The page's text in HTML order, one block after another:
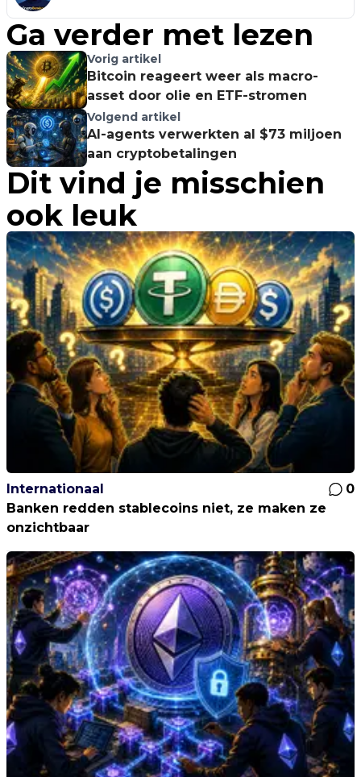
Ga verder met lezen
Vorig artikel
Bitcoin reageert weer als macro-
asset door olie en ETF-stromen
Volgend artikel
AI-agents verwerkten al $73 miljoen
aan cryptobetalingen
Dit vind je misschien
ook leuk
Internationaal
0
Banken redden stablecoins niet, ze maken ze
onzichtbaar